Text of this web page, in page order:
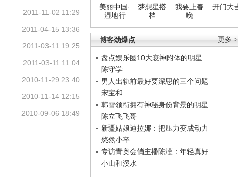
美丽中国·
湿地行
梦想星搭
档
我要上春
晚
开门大
更多
博客劲爆点
盘点娱乐圈10大衰神附体的明星
陈守学
男人出轨前最好要深思的三个问题
宋宝和
韩雪领衔拥有神秘身份背景的明星
陈立飞飞哥
新疆姑娘迪拉娜：把压力变成动力
悠然小卒
专访青奥会俏主播陈滢：年轻真好
小山和溪水
2011-11-02 11:29
2011-04-15 13:36
2011-03-11 19:25
2011-03-11 11:04
2010-11-29 23:40
2010-11-14 12:15
2010-09-06 18:49